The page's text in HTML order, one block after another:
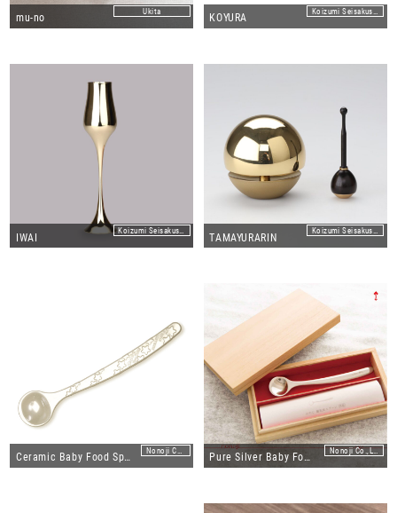
mu-no Ukita KOYURA
IWAI Koizumi Seisakusho Co.,Ltd TAMAYURARIN Koizumi Seisakusho Co.,Ltd
Ceramic Baby Food Spoon "Eco-Baby " Pure Silver Baby Food Spoon Nonoji Co.,Ltd.